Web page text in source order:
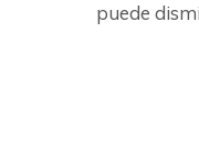
puede